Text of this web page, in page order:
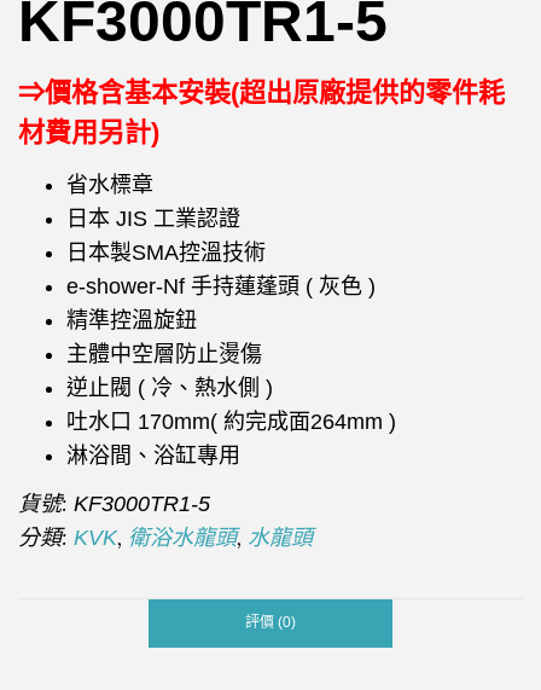
KF3000TR1-5
⇒價格含基本安裝(超出原廠提供的零件耗
材費用另計)
省水標章
日本 JIS 工業認證
日本製SMA控溫技術
e-shower-Nf 手持蓮蓬頭 ( 灰色 )
精準控溫旋鈕
主體中空層防止燙傷
逆止閥 ( 冷、熱水側 )
吐水口 170mm( 約完成面264mm )
淋浴間、浴缸專用
貨號: KF3000TR1-5
分類: KVK, 衛浴水龍頭, 水龍頭
評價 (0)